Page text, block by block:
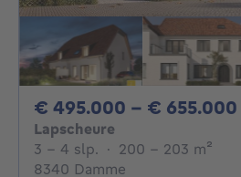
€ 495.000 - € 655.000
Lapscheure
3 - 4 Slaapkamers
3 - 4 slp. · 200 - 203 m²
8340 Damme